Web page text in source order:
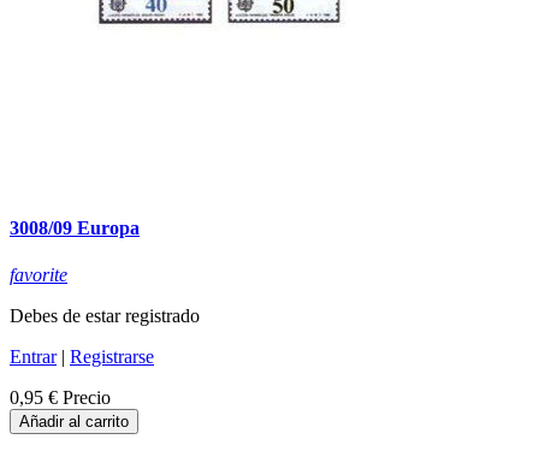
3008/09 Europa
favorite
Debes de estar registrado
Entrar| Registrarse
0,95 € Precio
Añadir al carrito